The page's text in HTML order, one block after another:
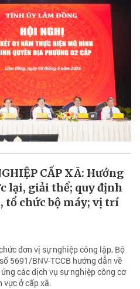
CẤP XÃ: Hướng
lại, giải thể; quy định
tổ chức bộ máy; vị trí
đơn vị sự nghiệp công lập, Bộ
5691/BNV-TCCB hướng dẫn về
các dịch vụ sự nghiệp công cơ
vực ở cấp xã.